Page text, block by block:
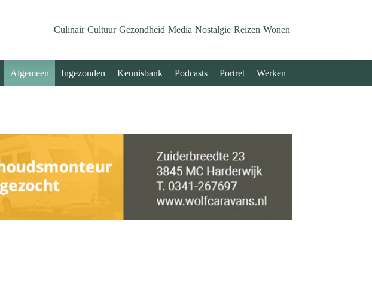
Culinair Cultuur Gezondheid Media Nostalgie Reizen Wonen
Algemeen Ingezonden Kennisbank Podcasts Portret Werken